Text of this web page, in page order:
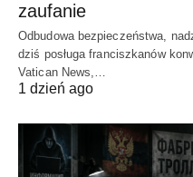
zaufanie
Odbudowa bezpieczeństwa,
dziś posługa franciszkanów
Vatican News,…
1 dzień ago